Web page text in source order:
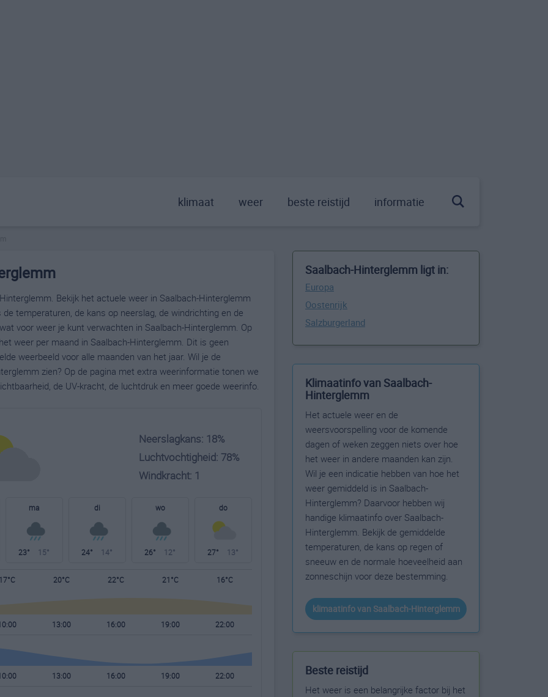
klimaat weer beste reistijd informatie
Bekijk het actuele weer in Saalbach-Hinterglemm
temperaturen, de kans op neerslag, de windrichting en de
voor weer je kunt verwachten in Saalbach-Hinterglemm. Op
weer per maand in Saalbach-Hinterglemm. Dit is geen
weerbeeld voor alle maanden van het jaar. Wil je de
zien? Op de pagina met extra weerinformatie tonen we
de UV-kracht, de luchtdruk en meer goede weerinfo.
Neerslagkans: 18%
Luchtvochtigheid: 78%
Windkracht: 1
ma
23° 15°
di
24° 14°
wo
26° 12°
do
27° 13°
17°C 20°C 22°C 21°C 16°C
13:00 16:00 19:00 22:00
13:00 16:00 19:00 22:00
Saalbach-Hinterglemm ligt in:
Europa
Oostenrijk
Salzburgerland
Klimaatinfo van Saalbach-
Hinterglemm
Het actuele weer en de
weersvoorspelling voor de komende
dagen of weken zeggen niets over hoe
het weer in andere maanden kan zijn.
Wil je een indicatie hebben van hoe het
weer gemiddeld is in Saalbach-
Hinterglemm? Daarvoor hebben wij
handige klimaatinfo over Saalbach-
Hinterglemm. Bekijk de gemiddelde
temperaturen, de kans op regen of
sneeuw en de normale hoeveelheid aan
zonneschijn voor deze bestemming.
klimaatinfo van Saalbach-Hinterglemm
Beste reistijd
Het weer is een belangrijke factor bij het